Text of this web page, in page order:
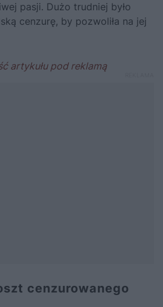
pasji. Dużo trudniej było
cenzurę, by pozwoliła na jej
cenzurowanego